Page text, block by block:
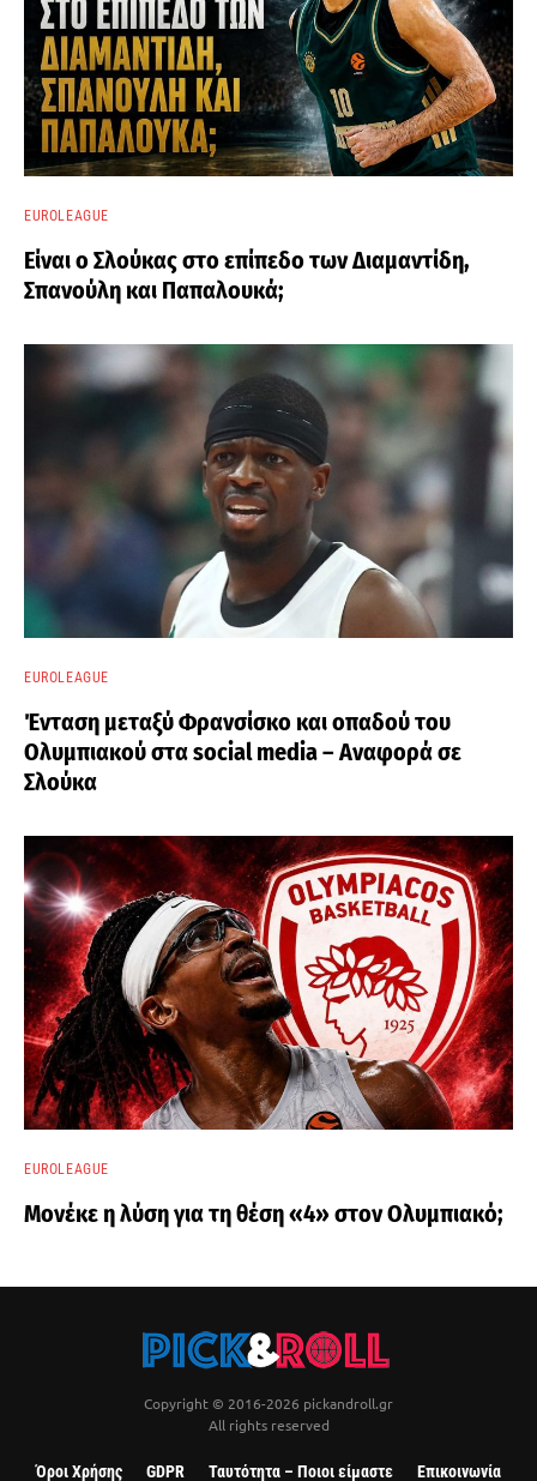
EUROLEAGUE
Είναι ο Σλούκας στο επίπεδο των Διαμαντίδη,
Σπανούλη και Παπαλουκά;
EUROLEAGUE
Ένταση μεταξύ Φρανσίσκο και οπαδού του
Ολυμπιακού στα social media – Αναφορά σε
Σλούκα
EUROLEAGUE
Μονέκε η λύση για τη θέση «4» στον Ολυμπιακό;
Copyright © 2016-2026 pickandroll.gr
All rights reserved
Όροι Χρήσης GDPR Ταυτότητα – Ποιοι είμαστε Επικοινωνία